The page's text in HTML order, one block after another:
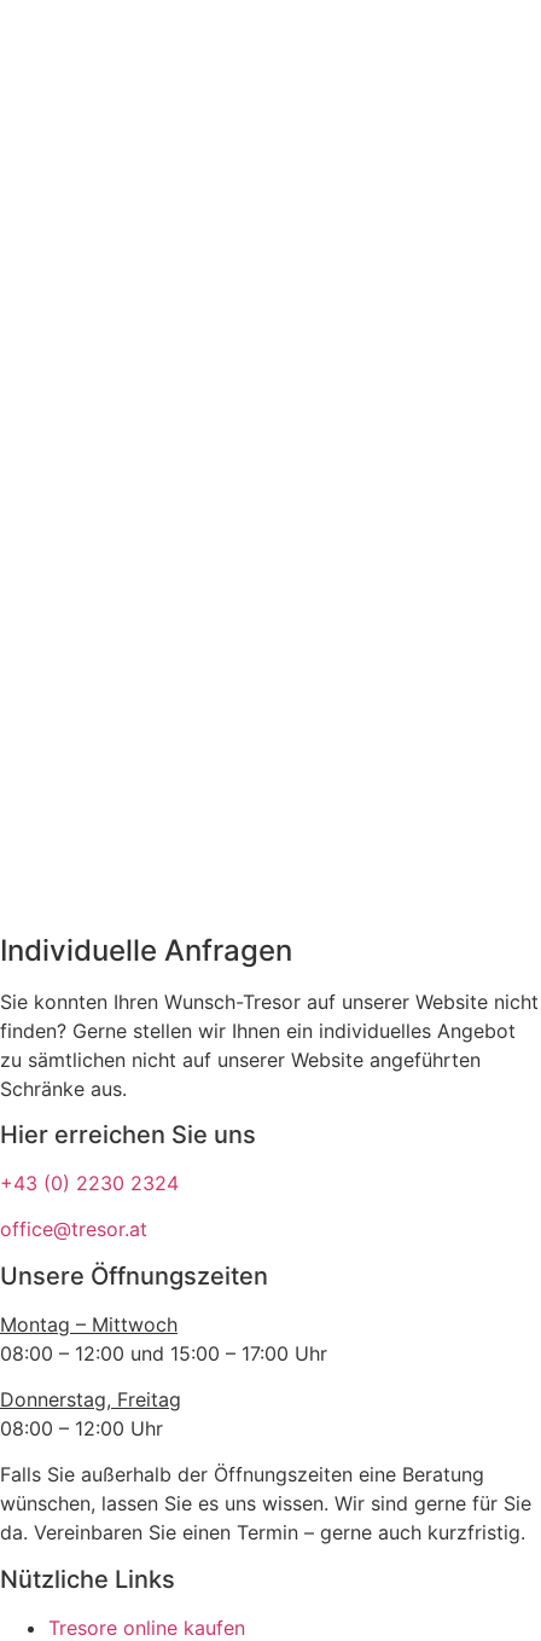
Individuelle Anfragen
Sie konnten Ihren Wunsch-Tresor auf unserer Website nicht
finden? Gerne stellen wir Ihnen ein individuelles Angebot
zu sämtlichen nicht auf unserer Website angeführten
Schränke aus.
Hier erreichen Sie uns
+43 (0) 2230 2324
office@tresor.at
Unsere Öffnungszeiten
Montag – Mittwoch
08:00 – 12:00 und 15:00 – 17:00 Uhr
Donnerstag, Freitag
08:00 – 12:00 Uhr
Falls Sie außerhalb der Öffnungszeiten eine Beratung
wünschen, lassen Sie es uns wissen. Wir sind gerne für Sie
da. Vereinbaren Sie einen Termin – gerne auch kurzfristig.
Nützliche Links
Tresore online kaufen